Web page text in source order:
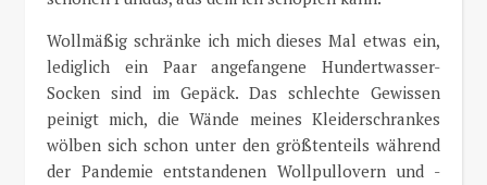
Wollmäßig schränke ich mich dieses Mal etwas ein,
lediglich ein Paar angefangene Hundertwasser-
Socken sind im Gepäck. Das schlechte Gewissen
peinigt mich, die Wände meines Kleiderschrankes
wölben sich schon unter den größtenteils während
der Pandemie entstandenen Wollpullovern und -